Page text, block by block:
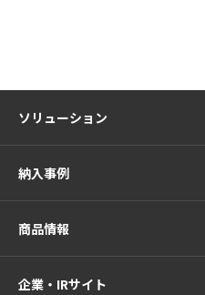
ソリューション
納入事例
商品情報
企業・IRサイト